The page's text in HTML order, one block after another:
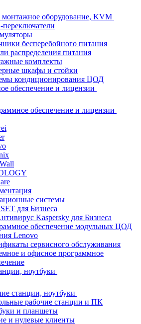
оборудование, KVM
бесперебойного питания
распределения питания
комплекты
шкафы и стойки
кондиционирования ЦОД
обеспечение и лицензии
обеспечение и лицензии
системы
для Бизнеса
Kaspersky для Бизнеса
обеспечение модульных ЦОД
Lenovo
сервисного обслуживания
и офисное программное
ноутбуки
станции, ноутбуки
рабочие станции и ПК
и планшеты
и нулевые клиенты